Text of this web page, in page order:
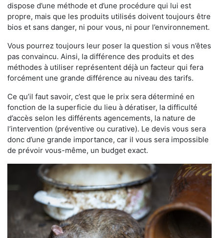
dispose d’une méthode et d’une procédure qui lui est
propre, mais que les produits utilisés doivent toujours être
bios et sans danger, ni pour vous, ni pour l’environnement.
Vous pourrez toujours leur poser la question si vous n’êtes
pas convaincu. Ainsi, la différence des produits et des
méthodes à utiliser représentent déjà un facteur qui fera
forcément une grande différence au niveau des tarifs.
Ce qu’il faut savoir, c’est que le prix sera déterminé en
fonction de la superficie du lieu à dératiser, la difficulté
d’accès selon les différents agencements, la nature de
l’intervention (préventive ou curative). Le devis vous sera
donc d’une grande importance, car il vous sera impossible
de prévoir vous-même, un budget exact.